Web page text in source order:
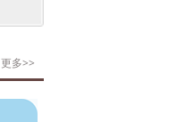
更多>>